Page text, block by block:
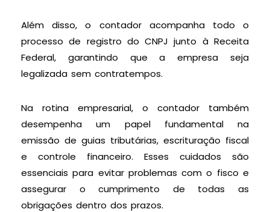
Além disso, o contador acompanha todo o
processo de registro do CNPJ junto à Receita
Federal, garantindo que a empresa seja
legalizada sem contratempos.
Na rotina empresarial, o contador também
desempenha um papel fundamental na
emissão de guias tributárias, escrituração fiscal
e controle financeiro. Esses cuidados são
essenciais para evitar problemas com o fisco e
assegurar o cumprimento de todas as
obrigações dentro dos prazos.